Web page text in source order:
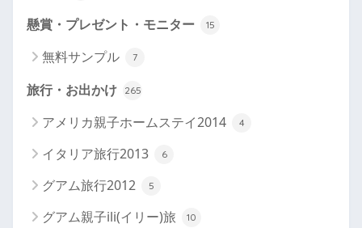
懸賞・プレゼント・モニター 15
無料サンプル 7
旅行・お出かけ 265
アメリカ親子ホームステイ2014 4
イタリア旅行2013 6
グアム旅行2012 5
グアム親子ili(イリー)旅 10